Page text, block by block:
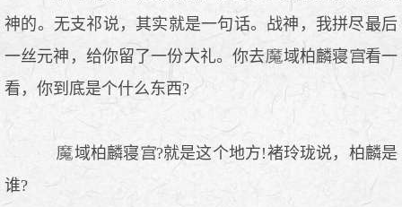
神的。无支祁说，其实就是一句话。战神，我拼尽最后
一丝元神，给你留了一份大礼。你去
域柏麟寝
看一
看，你到底是个什么东西?
域柏麟寝
?就是这个地方!褚玲珑说，柏麟是
谁?